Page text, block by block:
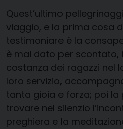
Quest’ultimo
viaggio, e la prima cosa
testimoniare è la
è mai dato per scontato,
costanza dei ragazzi nel
loro servizio,
tanta gioia e forza; poi la
trovare nel silenzio
preghiera e la